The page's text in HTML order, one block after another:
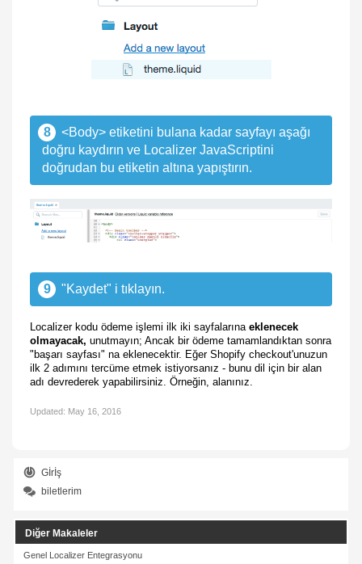
8
<Body> etiketini bulana kadar sayfayı aşağı
doğru kaydırın ve Localizer JavaScriptini
doğrudan bu etiketin altına yapıştırın.
9 "Kaydet" i tıklayın.
Localizer kodu ödeme işlemi ilk iki sayfalarınaeklenecek
olmayacak, unutmayın; Ancak bir ödeme tamamlandıktan sonra
"başarı sayfası" na eklenecektir. Eğer Shopify checkout'unuzun
ilk 2 adımını tercüme etmek istiyorsanız - bunu dil için bir alan
adı devrederek yapabilirsiniz. Örneğin, alanınız.
Updated: May 16, 2016
Gİrİş
biletlerim
Diğer Makaleler
Genel Localizer Entegrasyonu